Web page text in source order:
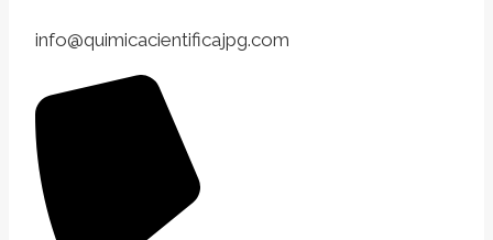
info@quimicacientificajpg.com